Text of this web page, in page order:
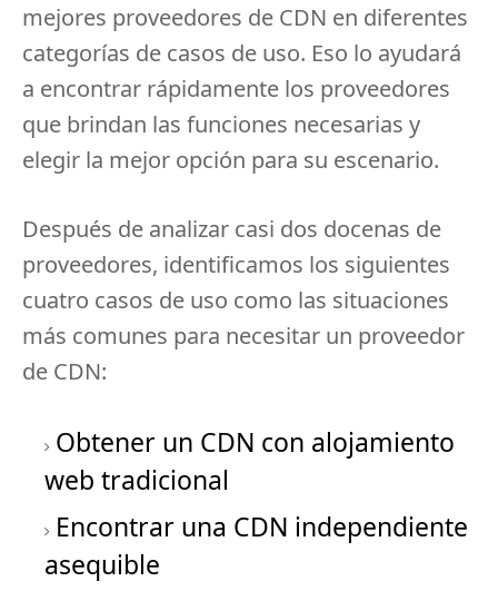
mejores proveedores de CDN en diferentes
categorías de casos de uso. Eso lo ayudará
a encontrar rápidamente los proveedores
que brindan las funciones necesarias y
elegir la mejor opción para su escenario.
Después de analizar casi dos docenas de
proveedores, identificamos los siguientes
cuatro casos de uso como las situaciones
más comunes para necesitar un proveedor
de CDN:
Obtener un CDN con alojamiento
web tradicional
Encontrar una CDN independiente
asequible